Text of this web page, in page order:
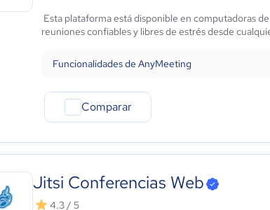
Marketing y Comunicación
Automotriz
Metales y Minería
Recursos Humanos
Gastronomía
Aeroespacial y defensa
Turismo
Contabilidad
Moda y textiles
Esta plataforma está disponible en computadoras
reuniones confiables y libres de estrés desde
Funcionalidades de AnyMeeting
Comparar
Jitsi Conferencias Web
4.3 / 5